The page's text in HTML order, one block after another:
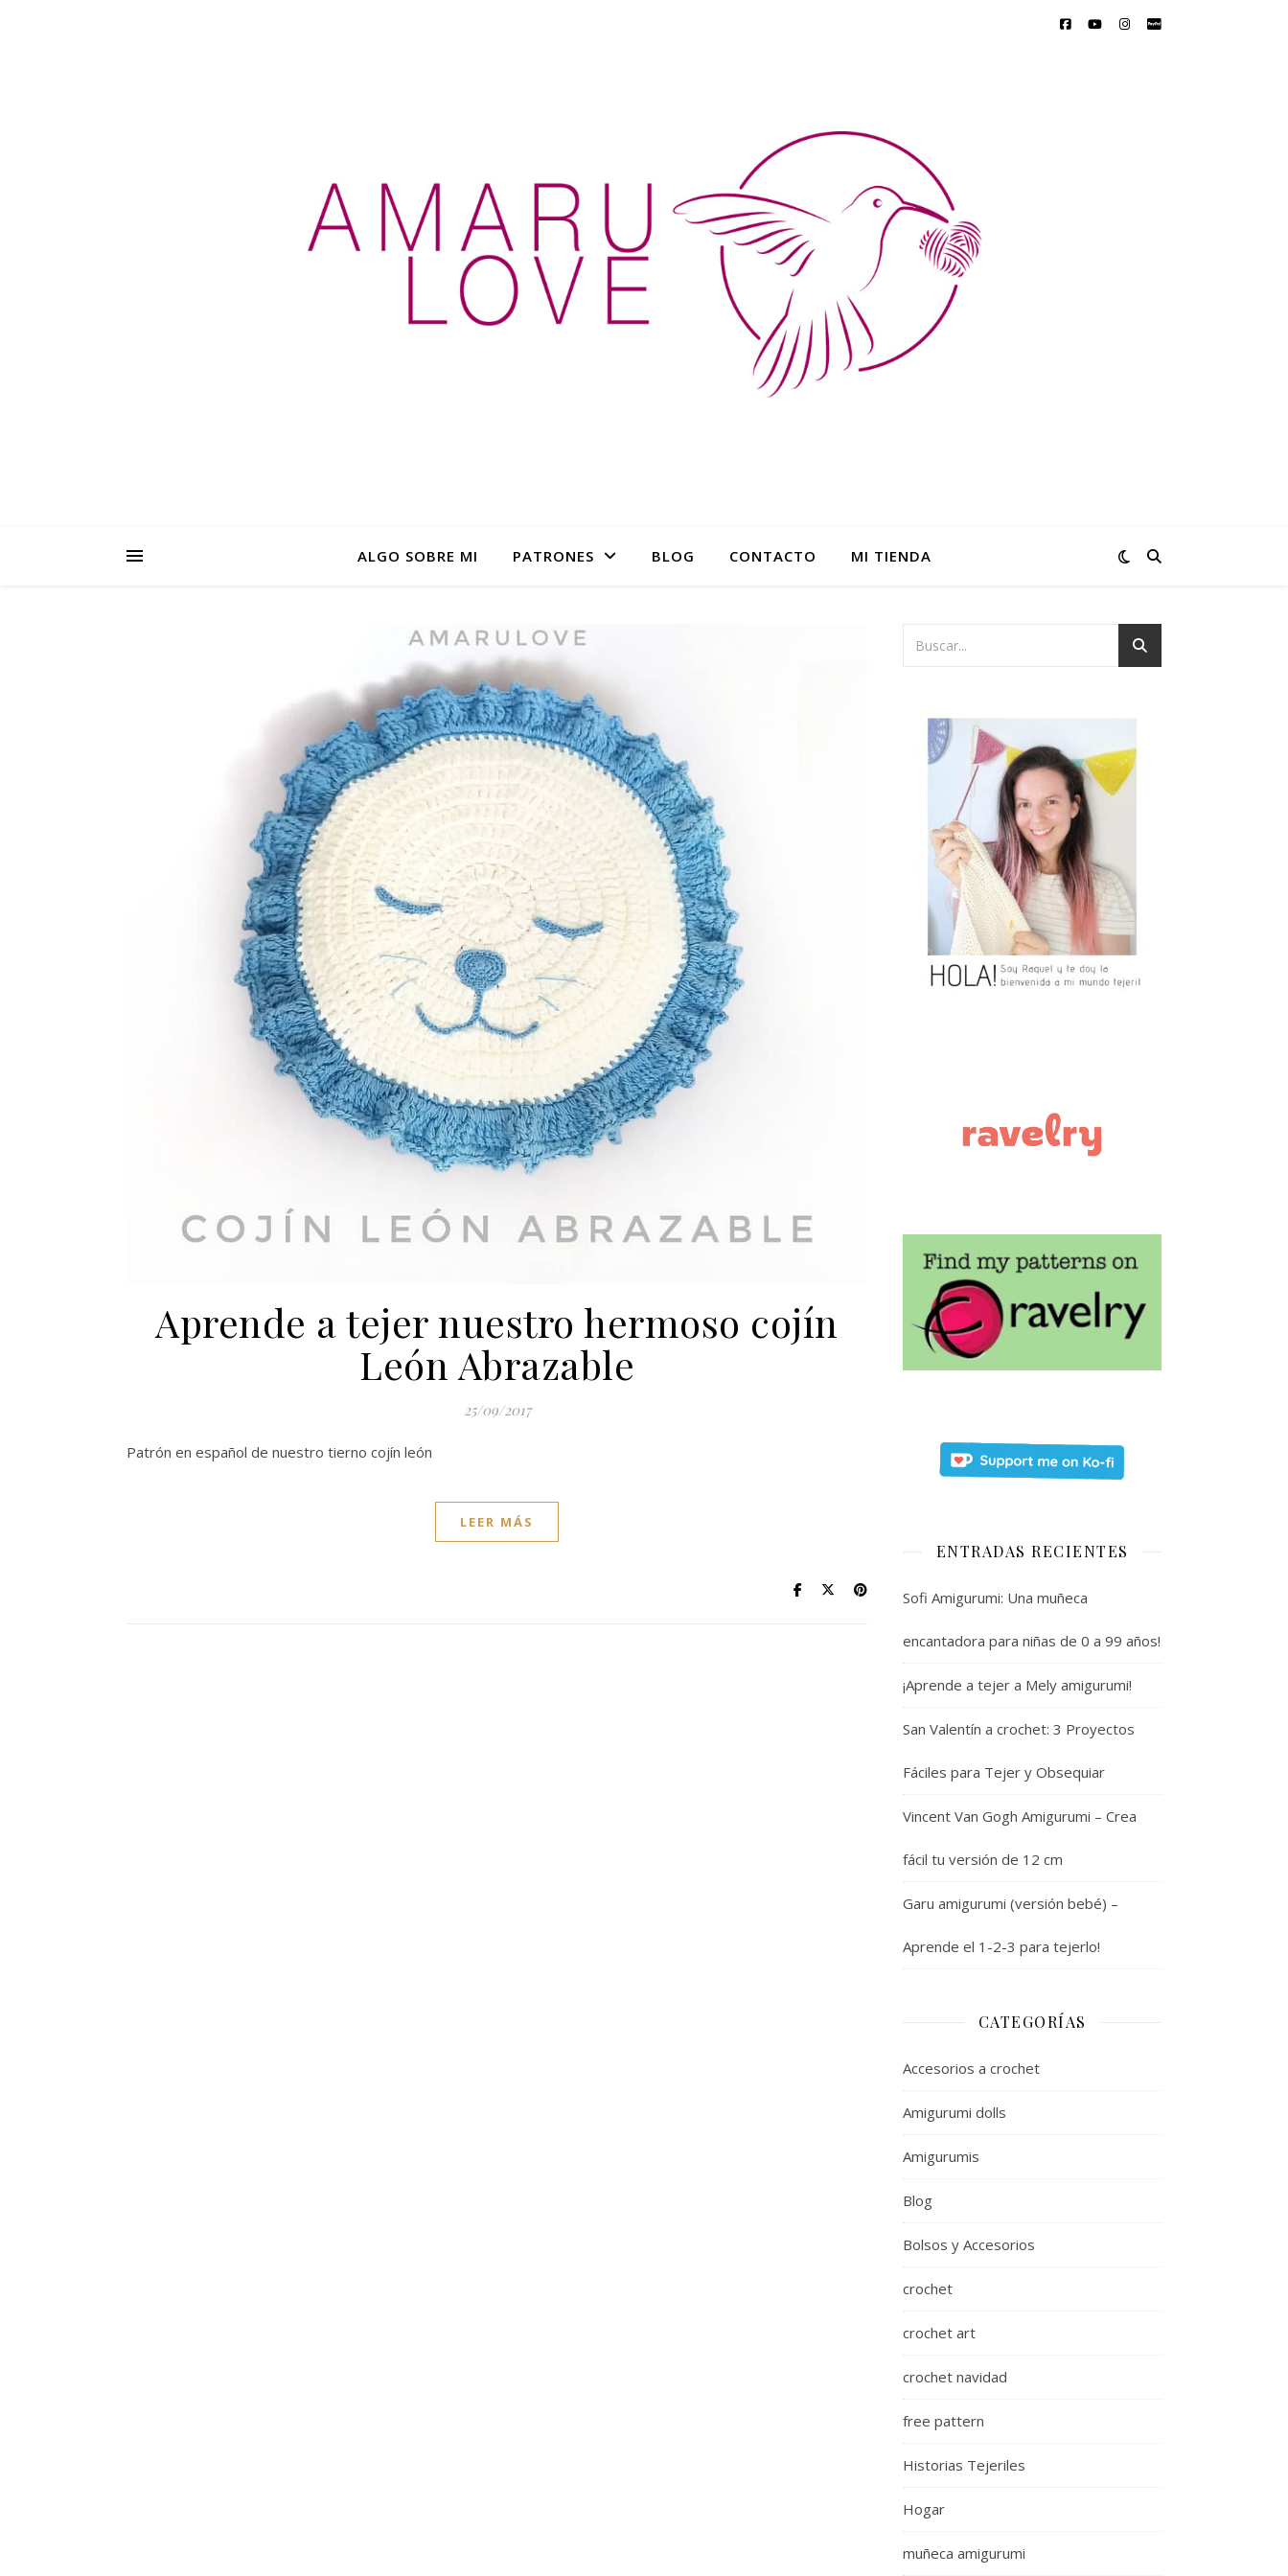
ALGO SOBRE MI PATRONES BLOG CONTACTO MI TIENDA
Aprende a tejer nuestro hermoso cojín
León Abrazable
25/09/2017
Patrón en español de nuestro tierno cojín león
LEER MÁS
ENTRADAS RECIENTES
Sofi Amigurumi: Una muñeca
encantadora para niñas de 0 a 99 años!
¡Aprende a tejer a Mely amigurumi!
San Valentín a crochet: 3 Proyectos
Fáciles para Tejer y Obsequiar
Vincent Van Gogh Amigurumi – Crea
fácil tu versión de 12 cm
Garu amigurumi (versión bebé) –
Aprende el 1-2-3 para tejerlo!
CATEGORÍAS
Accesorios a crochet
Amigurumi dolls
Amigurumis
Blog
Bolsos y Accesorios
crochet
crochet art
crochet navidad
free pattern
Historias Tejeriles
Hogar
muñeca amigurumi